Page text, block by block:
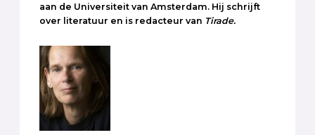
aan de Universiteit van Amsterdam. Hij schrijft
over literatuur en is redacteur van Tirade.